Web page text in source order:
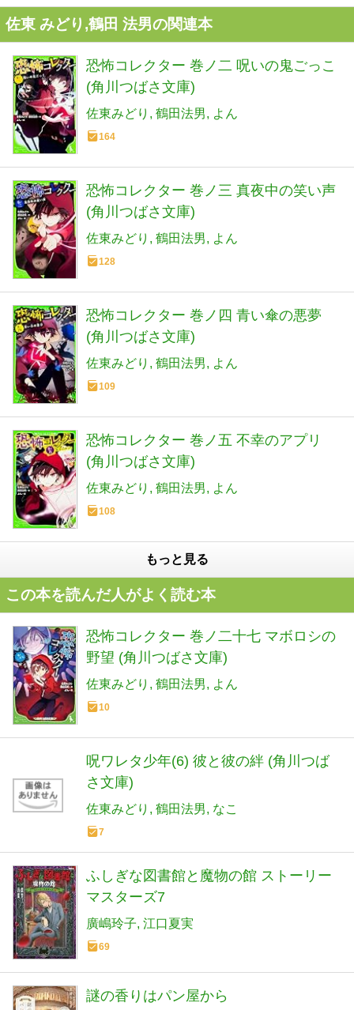
佐東 みどり,鶴田 法男の関連本
恐怖コレクター 巻ノ二 呪いの鬼ごっこ
(角川つばさ文庫)
佐東みどり 鶴田法男 よん
164
恐怖コレクター 巻ノ三 真夜中の笑い声
(角川つばさ文庫)
佐東みどり 鶴田法男 よん
128
恐怖コレクター 巻ノ四 青い傘の悪夢
(角川つばさ文庫)
佐東みどり 鶴田法男 よん
109
恐怖コレクター 巻ノ五 不幸のアプリ
(角川つばさ文庫)
佐東みどり 鶴田法男 よん
108
もっと見る
この本を読んだ人がよく読む本
恐怖コレクター 巻ノ二十七 マボロシの
野望 (角川つばさ文庫)
佐東みどり 鶴田法男 よん
10
呪ワレタ少年(6) 彼と彼の絆 (角川つば
さ文庫)
佐東みどり 鶴田法男 なこ
7
ふしぎな図書館と魔物の館 ストーリー
マスターズ7
廣嶋玲子 江口夏実
69
謎の香りはパン屋から